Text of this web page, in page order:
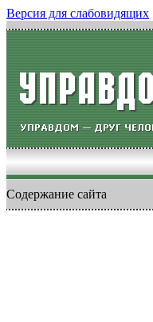
Версия для слабовидящих
Содержание сайта